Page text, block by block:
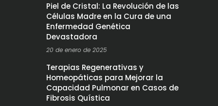
Piel de Cristal: La Revolución de las
Células Madre en la Cura de una
Enfermedad Genética
Devastadora
20 de enero de 2025
Terapias Regenerativas y
Homeopáticas para Mejorar la
Capacidad Pulmonar en Casos de
Fibrosis Quística